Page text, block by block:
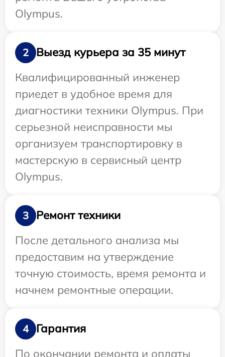
Olympus.
2
Выезд курьера за 35 минут
Квалифицированный инженер
приедет в удобное время для
диагностики техники Olympus. При
серьезной неисправности мы
организуем транспортировку в
мастерскую в сервисный центр
Olympus.
3
Ремонт техники
После детального анализа мы
предоставим на утверждение
точную стоимость, время ремонта и
начнем ремонтные операции.
4
Гарантия
По окончании ремонта и оплаты